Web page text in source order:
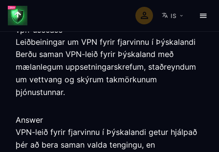
IS
vpn-usecase
Leiðbeiningar um VPN fyrir fjarvinnu í Þýskalandi
Berðu saman VPN-leið fyrir Þýskaland með
mælanlegum uppsetningarskrefum, staðreyndum
um vettvang og skýrum takmörkunum
þjónustunnar.
Answer
VPN-leið fyrir fjarvinnu í Þýskalandi getur hjálpað
þér að bera saman valda tengingu, en